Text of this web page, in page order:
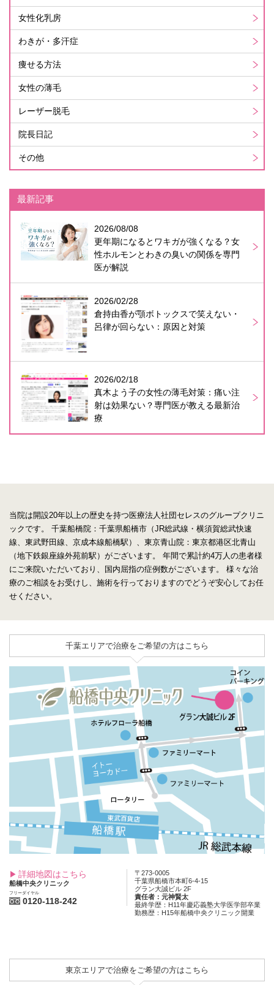
女性化乳房
わきが・多汗症
痩せる方法
女性の薄毛
レーザー脱毛
院長日記
その他
最新記事
2026/08/08
更年期になるとワキガが強くなる？女
性ホルモンとわきの臭いの関係を専門
医が解説
2026/02/28
倉持由香が顎ボトックスで笑えない・
呂律が回らない：原因と対策
2026/02/18
真木よう子の女性の薄毛対策：痛い注
射は効果ない？専門医が教える最新治
療
当院は開設20年以上の歴史を持つ医療法人社団セレスのグループクリニ
ックです。
千葉船橋院：千葉県船橋市（JR総武線・横須賀総武快速
線、東武野田線、京成本線船橋駅）、東京青山院：東京都港区北青山
（地下鉄銀座線外苑前駅）がございます。
年間で累計約4万人の患者様
にご来院いただいており、国内屈指の症例数がございます。
様々な治
療のご相談をお受けし、施術を行っておりますのでどうぞ安心してお任
せください。
千葉エリアで治療をご希望の方はこちら
詳細地図はこちら
船橋中央クリニック
フリーダイヤル
0120-118-242
〒273-0005
千葉県船橋市本町6-4-15
グラン大誠ビル 2F
責任者：元神賢太
最終学歴：H11年慶応義塾大学医学部卒業
勤務歴：H15年船橋中央クリニック開業
東京エリアで治療をご希望の方はこちら